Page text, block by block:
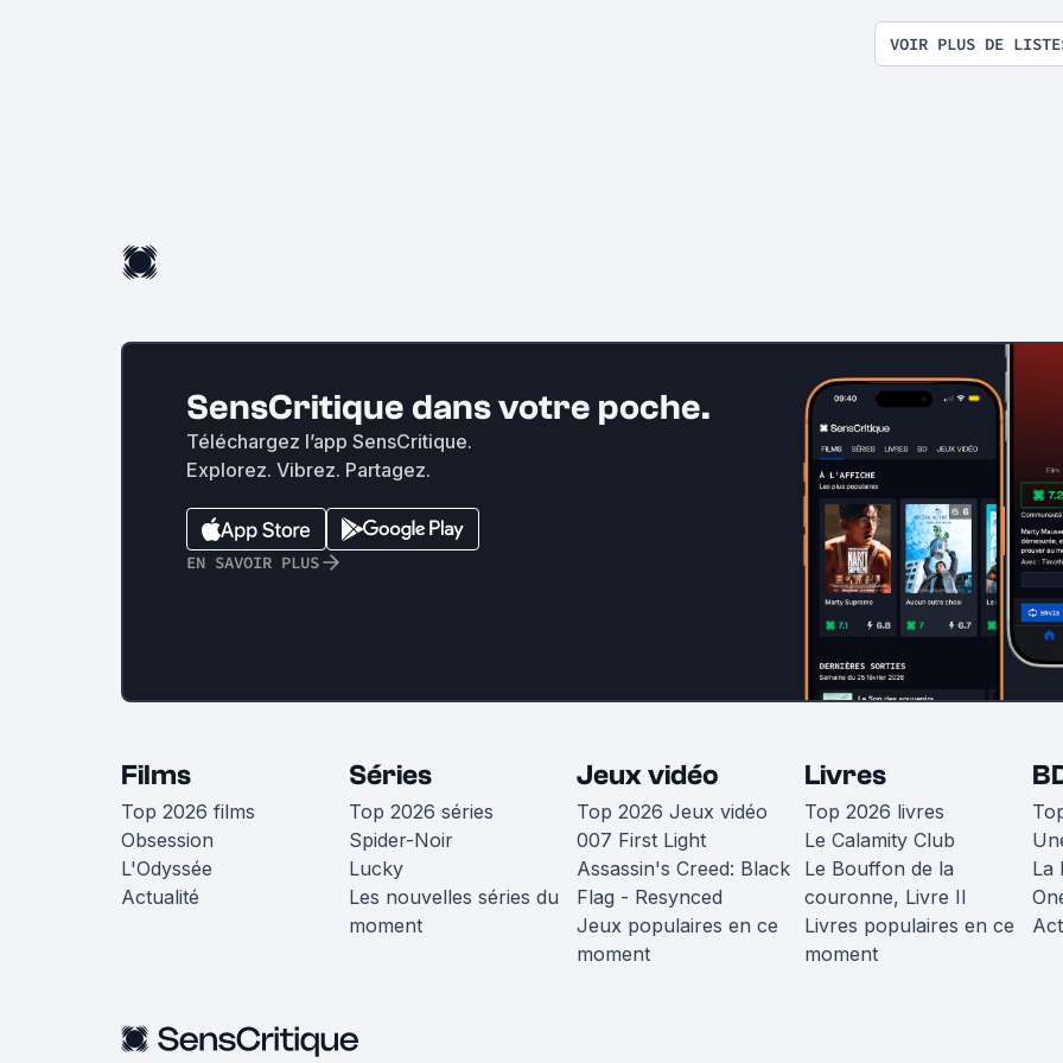
VOIR PLUS DE
SensCritique dans votre poche.
Téléchargez l’app SensCritique.
Explorez. Vibrez. Partagez.
EN SAVOIR PLUS
Films
Top 2026 films
Obsession
L'Odyssée
Actualité
Séries
Top 2026 séries
Spider-Noir
Lucky
Les nouvelles séries du
moment
Jeux vidéo
Top 2026 Jeux vidéo
007 First Light
Assassin's Creed: Black
Flag - Resynced
Jeux populaires en ce
moment
Livres
Top 2026 livres
Le Calamity Club
Le Bouffon de la
couronne, Livre II
Livres populaires en ce
moment
La